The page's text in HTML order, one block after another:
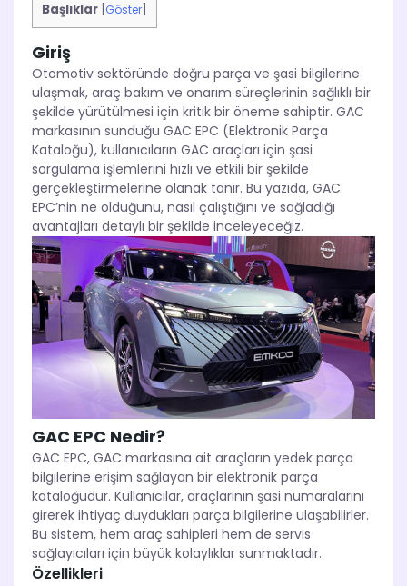
Başlıklar Göster
Giriş
Otomotiv sektöründe doğru parça ve şasi bilgilerine
ulaşmak, araç bakım ve onarım süreçlerinin sağlıklı bir
şekilde yürütülmesi için kritik bir öneme sahiptir. GAC
markasının sunduğu GAC EPC (Elektronik Parça
Kataloğu), kullanıcıların GAC araçları için şasi
sorgulama işlemlerini hızlı ve etkili bir şekilde
gerçekleştirmelerine olanak tanır. Bu yazıda, GAC
EPC’nin ne olduğunu, nasıl çalıştığını ve sağladığı
avantajları detaylı bir şekilde inceleyeceğiz.
GAC EPC Nedir?
GAC EPC, GAC markasına ait araçların yedek parça
bilgilerine erişim sağlayan bir elektronik parça
kataloğudur. Kullanıcılar, araçlarının şasi numaralarını
girerek ihtiyaç duydukları parça bilgilerine ulaşabilirler.
Bu sistem, hem araç sahipleri hem de servis
sağlayıcıları için büyük kolaylıklar sunmaktadır.
Özellikleri